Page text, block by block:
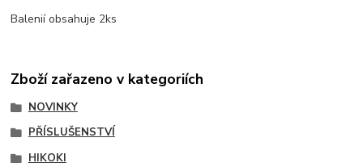
Balenií obsahuje 2ks
Zboží zařazeno v kategoriích
NOVINKY
PŘÍSLUŠENSTVÍ
HIKOKI